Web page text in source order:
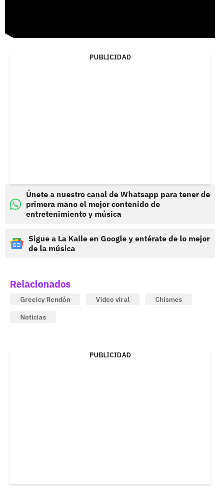
PUBLICIDAD
Únete a nuestro canal de Whatsapp para tener de
primera mano el mejor contenido de
entretenimiento y música
Sigue a La Kalle en Google y entérate de lo mejor
de la música
Relacionados
Greeicy Rendón Video viral
Chismes
Noticias
PUBLICIDAD